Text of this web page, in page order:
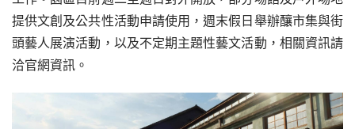
提供文創及公共性活動申請使用，週末假日舉辦釀市集與街
頭藝人展演活動，以及不定期主題性藝文活動，相關資訊請
洽官網資訊。